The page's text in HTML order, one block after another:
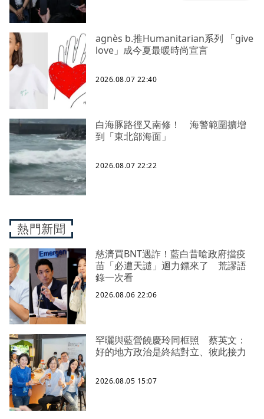
agnès b.推Humanitarian系列 「give
love」成今夏最暖時尚宣言
2026.08.07 22:40
白海豚路徑又南修！ 海警範圍擴增
到「東北部海面」
2026.08.07 22:22
熱門新聞
慈濟買BNT遇詐！藍白昔嗆政府擋疫
苗「必遭天譴」迴力鏢來了 荒謬語
錄一次看
2026.08.06 22:06
罕曬與藍營饒慶玲同框照 蔡英文：
好的地方政治是終結對立、彼此接力
2026.08.05 15:07